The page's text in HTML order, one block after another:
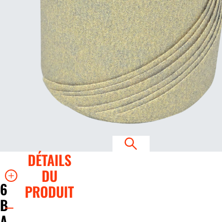
6
B
DÉTAILS
DU
PRODUIT